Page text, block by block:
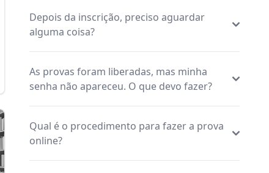
Depois da inscrição, preciso aguardar
alguma coisa?
As provas foram liberadas, mas minha
senha não apareceu. O que devo fazer?
Qual é o procedimento para fazer a prova
online?